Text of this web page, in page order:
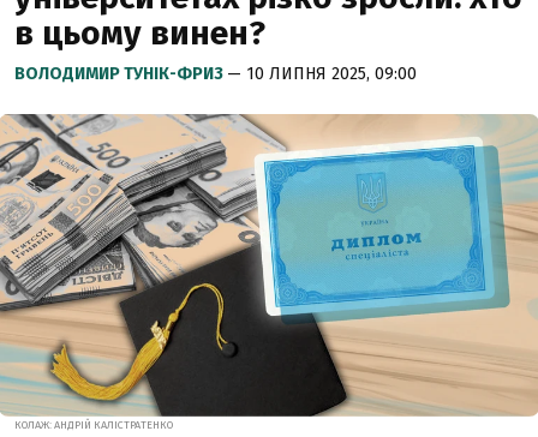
в цьому винен?
ВОЛОДИМИР ТУНІК-ФРИЗ — 10 ЛИПНЯ 2025, 09:00
КОЛАЖ: АНДРІЙ КАЛІСТРАТЕНКО